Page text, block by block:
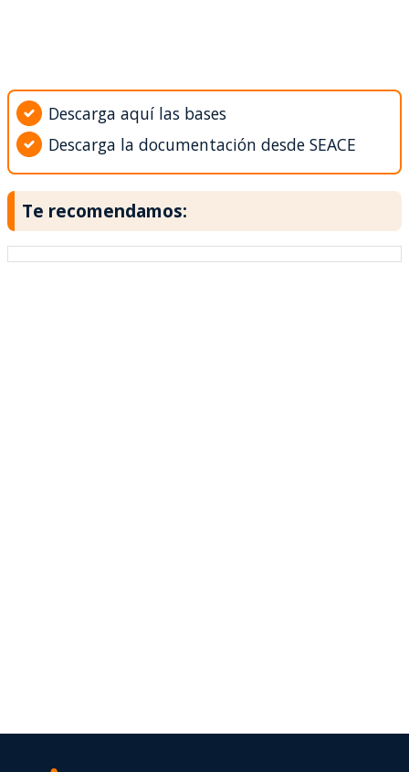
Descarga aquí las bases
Descarga la documentación desde SEACE
Te recomendamos: